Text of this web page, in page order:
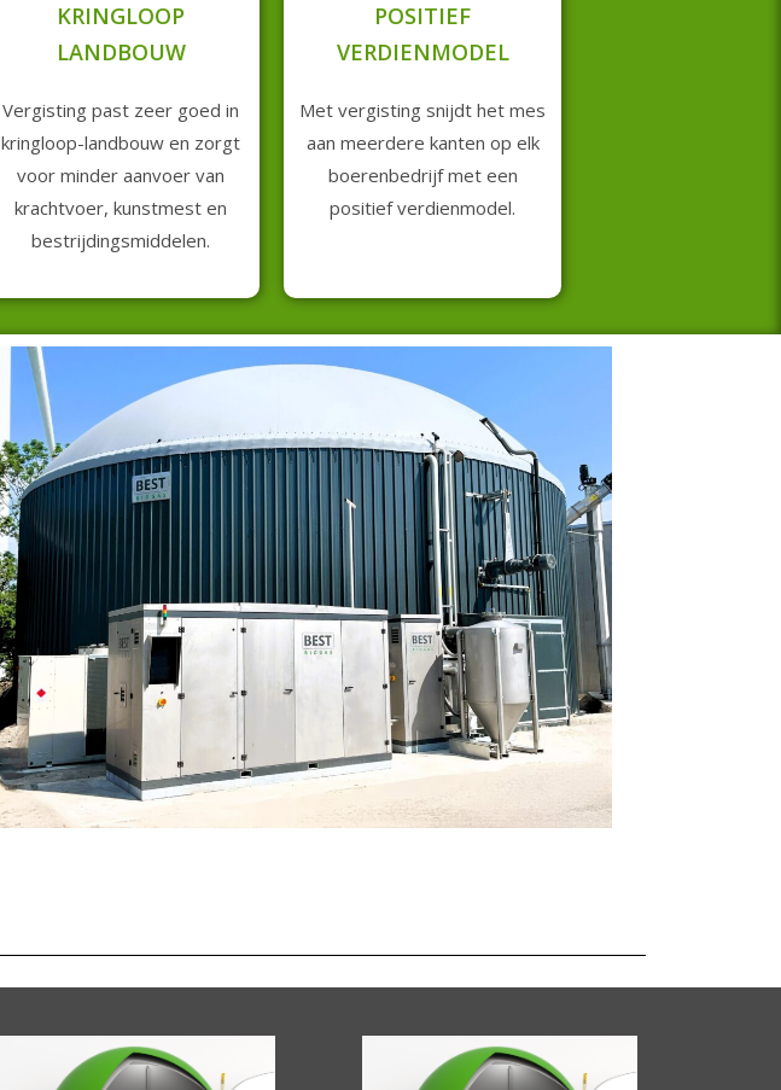
KRINGLOOP
LANDBOUW
Vergisting past zeer goed in
kringloop-landbouw en zorgt
voor minder aanvoer van
krachtvoer, kunstmest en
bestrijdingsmiddelen.
POSITIEF
VERDIENMODEL
Met vergisting snijdt het mes
aan meerdere kanten op elk
boerenbedrijf met een
positief verdienmodel.